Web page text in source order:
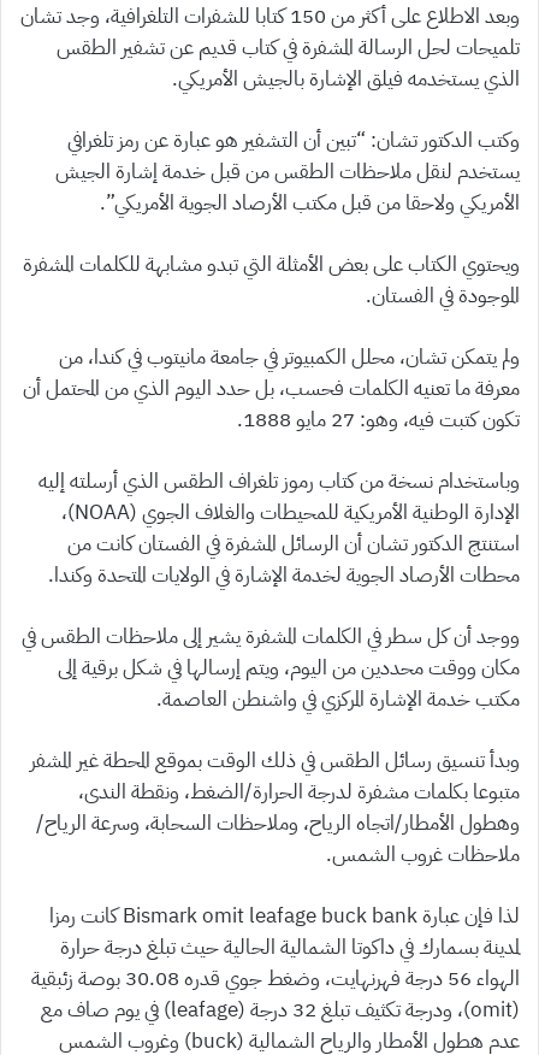
وبعد الاطلاع على أكثر من 150 كتابا للشفرات التلغرافية، وجد تشان
تلميحات لحل الرسالة المشفرة في كتاب قديم عن تشفير الطقس
الذي يستخدمه فيلق الإشارة بالجيش الأمريكي.
وكتب الدكتور تشان: “تبين أن التشفير هو عبارة عن رمز تلغرافي
يستخدم لنقل ملاحظات الطقس من قبل خدمة إشارة الجيش
الأمريكي ولاحقا من قبل مكتب الأرصاد الجوية الأمريكي”.
ويحتوي الكتاب على بعض الأمثلة التي تبدو مشابهة للكلمات المشفرة
الموجودة في الفستان.
ولم يتمكن تشان، محلل الكمبيوتر في جامعة مانيتوب في كندا، من
معرفة ما تعنيه الكلمات فحسب، بل حدد اليوم الذي من المحتمل أن
تكون كتبت فيه، وهو: 27 مايو 1888.
وباستخدام نسخة من كتاب رموز تلغراف الطقس الذي أرسلته إليه
الإدارة الوطنية الأمريكية للمحيطات والغلاف الجوي (NOAA)،
استنتج الدكتور تشان أن الرسائل المشفرة في الفستان كانت من
محطات الأرصاد الجوية لخدمة الإشارة في الولايات المتحدة وكندا.
ووجد أن كل سطر في الكلمات المشفرة يشير إلى ملاحظات الطقس في
مكان ووقت محددين من اليوم، ويتم إرسالها في شكل برقية إلى
مكتب خدمة الإشارة المركزي في واشنطن العاصمة.
وبدأ تنسيق رسائل الطقس في ذلك الوقت بموقع المحطة غير المشفر
متبوعا بكلمات مشفرة لدرجة الحرارة/الضغط، ونقطة الندى،
وهطول الأمطار/اتجاه الرياح، وملاحظات السحابة، وسرعة الرياح/
ملاحظات غروب الشمس.
لذا فإن عبارة Bismark omit leafage buck bank كانت رمزا
لمدينة بسمارك في داكوتا الشمالية الحالية حيث تبلغ درجة حرارة
الهواء 56 درجة فهرنهايت، وضغط جوي قدره 30.08 بوصة زئبقية
(omit)، ودرجة تكثيف تبلغ 32 درجة (leafage) في يوم صاف مع
عدم هطول الأمطار والرياح الشمالية (buck) وغروب الشمس